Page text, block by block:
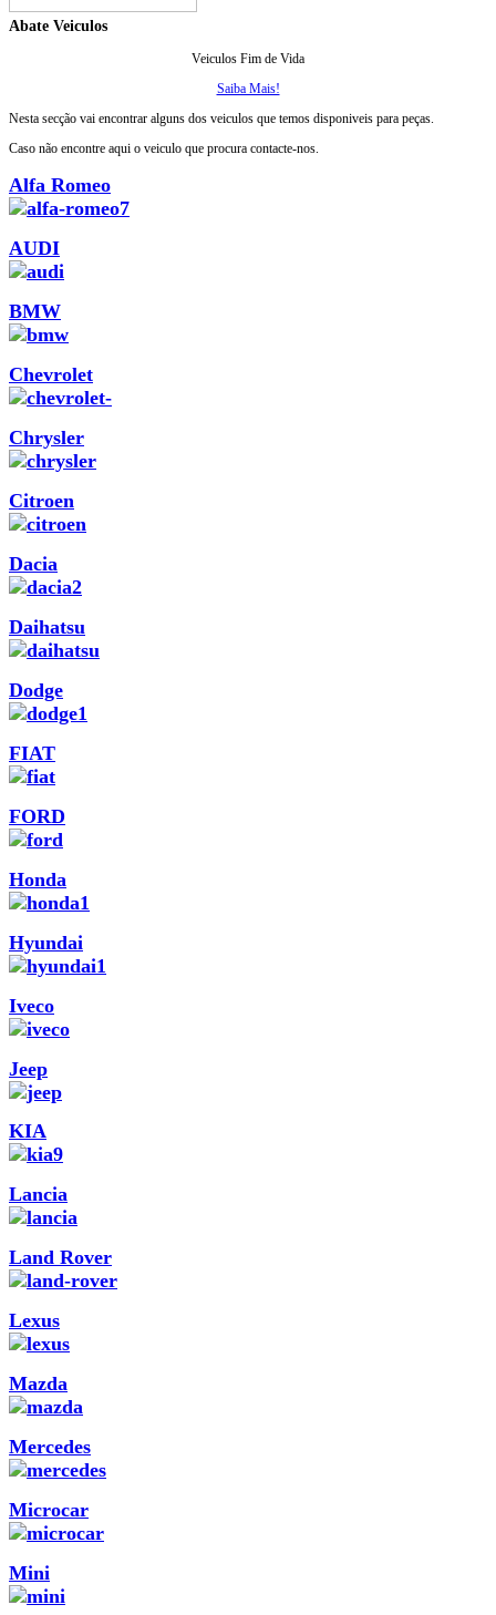
Abate Veiculos
Veiculos Fim de Vida
Saiba Mais!
Nesta secção vai encontrar alguns dos veiculos que temos disponiveis para peças.
Caso não encontre aqui o veiculo que procura contacte-nos.
Alfa Romeo
AUDI
BMW
Chevrolet
Chrysler
Citroen
Dacia
Daihatsu
Dodge
FIAT
FORD
Honda
Hyundai
Iveco
Jeep
KIA
Lancia
Land Rover
Lexus
Mazda
Mercedes
Microcar
Mini